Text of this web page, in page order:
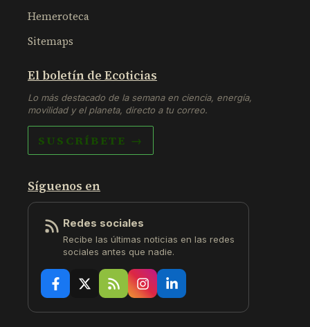
Hemeroteca
Sitemaps
El boletín de Ecoticias
Lo más destacado de la semana en ciencia, energía,
movilidad y el planeta, directo a tu correo.
SUSCRÍBETE →
Síguenos en
Redes sociales
Recibe las últimas noticias en las redes
sociales antes que nadie.